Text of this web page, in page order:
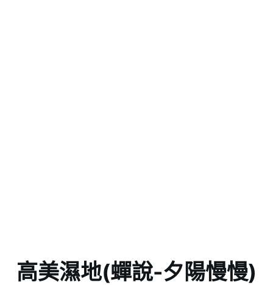
高美濕地(蟬說-夕陽慢慢)